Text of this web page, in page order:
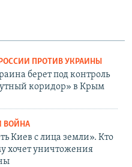
ПРОТИВ УКРАИНЫ
берет под контроль
коридор» в Крым
ВОЙНА
Киев с лица земли». Кто
хочет уничтожения